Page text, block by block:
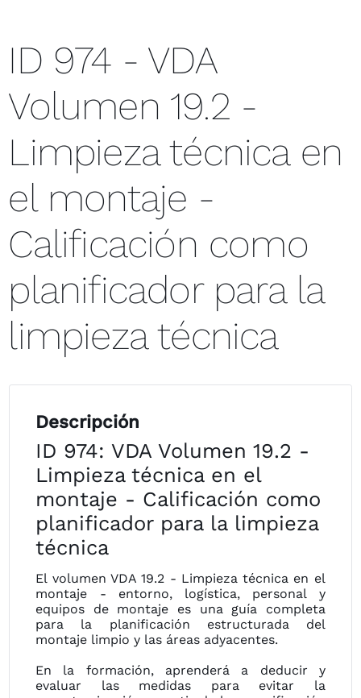
ID 974 - VDA
Volumen 19.2 -
Limpieza técnica en
el montaje -
Calificación como
planificador para la
limpieza técnica
Descripción
ID 974: VDA Volumen 19.2 -
Limpieza técnica en el
montaje - Calificación como
planificador para la limpieza
técnica
El volumen VDA 19.2 - Limpieza técnica en el
montaje - entorno, logística, personal y
equipos de montaje es una guía completa
para la planificación estructurada del
montaje limpio y las áreas adyacentes.
En la formación, aprenderá a deducir y
evaluar las medidas para evitar la